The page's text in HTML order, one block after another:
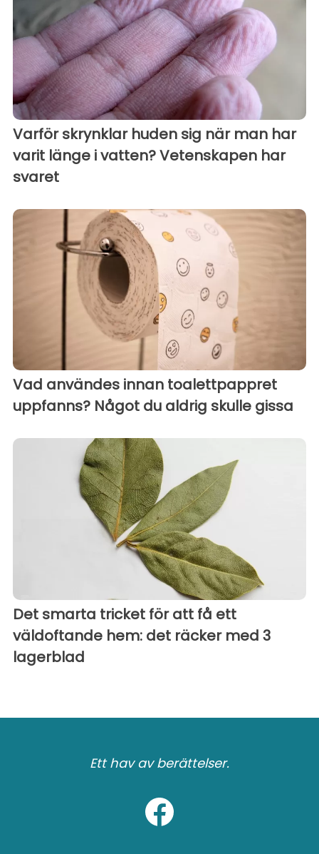
Varför skrynklar huden sig när man har
varit länge i vatten? Vetenskapen har
svaret
Vad användes innan toalettpappret
uppfanns? Något du aldrig skulle gissa
Det smarta tricket för att få ett
väldoftande hem: det räcker med 3
lagerblad
Ett hav av berättelser.